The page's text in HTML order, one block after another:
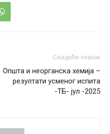
Сљедећи чланак
Општа и неорганска хемија –
резултати усменог испита
-ТБ- јул -2025